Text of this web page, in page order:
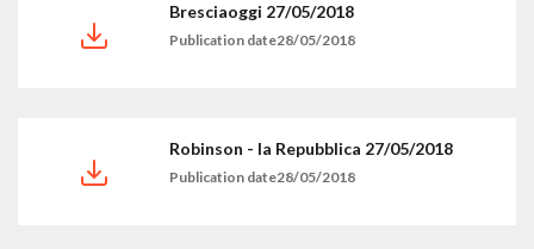
Bresciaoggi 27/05/2018
Publication date28/05/2018
Robinson - la Repubblica 27/05/2018
Publication date28/05/2018